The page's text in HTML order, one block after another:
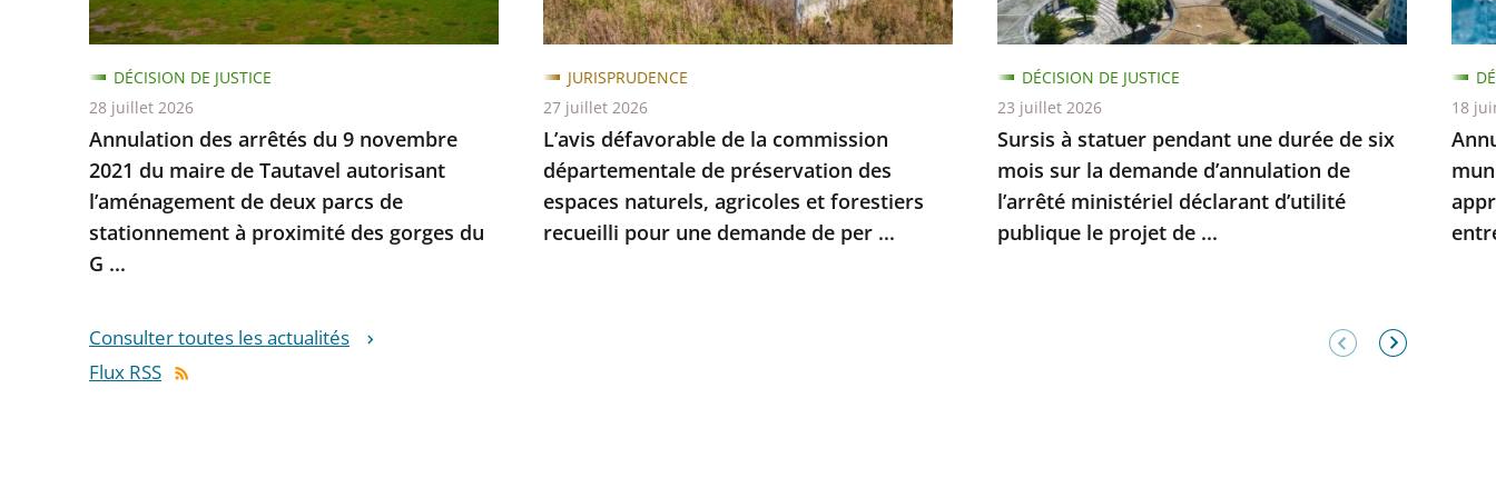
Annulation des arrêtés du 9 novembre
2021 du maire de Tautavel autorisant
l’aménagement de deux parcs de
stationnement à proximité des gorges du
G ...
DÉCISION DE JUSTICE
28 juillet 2026
L’avis défavorable de la commission
départementale de préservation des
espaces naturels, agricoles et forestiers
recueilli pour une demande de per ...
JURISPRUDENCE
27 juillet 2026
Sursis à statuer pendant une durée de six
mois sur la demande d’annulation de
l’arrêté ministériel déclarant d’utilité
publique le projet de ...
DÉCISION DE JUSTICE
23 juillet 2026
18
Consulter toutes les actualités
Flux RSS
Élément
précédent
Élément
suivant